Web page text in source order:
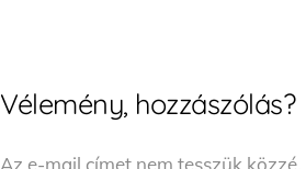
Vélemény, hozzászólás?
Az e-mail címet nem tesszük közzé.